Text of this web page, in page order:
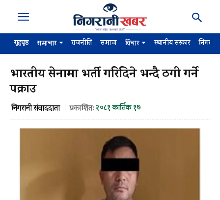
गृहपृष्ठ समाचार राजनीति समाज विचार स्थानीय सरकार
भारतीय सेनामा भर्ती गरिदिने भन्दै ठगी गर्ने
पक्राउ
निगरानी संवाददाता प्रकाशित:२०८१ कार्तिक १७